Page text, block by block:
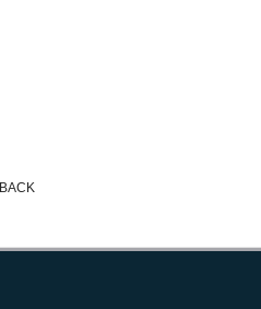
BACK